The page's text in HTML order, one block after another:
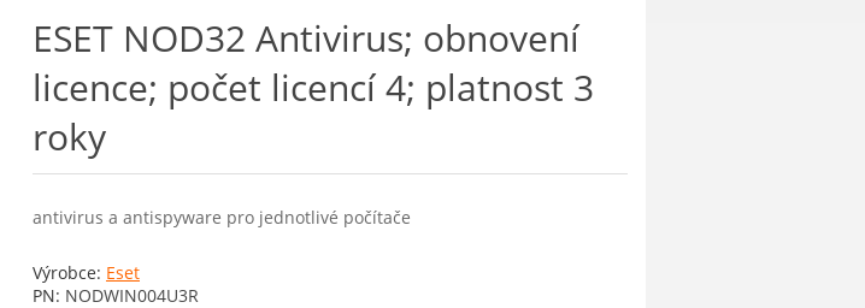
ESET NOD32 Antivirus; obnovení
licence; počet licencí 4; platnost 3
roky
antivirus a antispyware pro jednotlivé počítače
Výrobce: Eset
PN: NODWIN004U3R